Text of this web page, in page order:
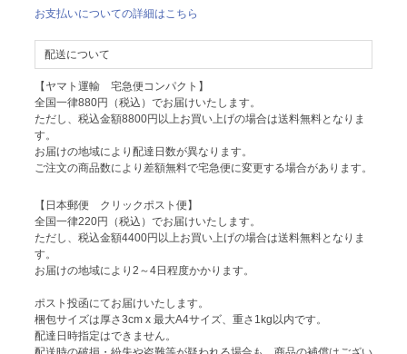
お支払いについての詳細はこちら
配送について
【ヤマト運輸 宅急便コンパクト】
全国一律880円（税込）でお届けいたします。
ただし、税込金額8800円以上お買い上げの場合は送料無料となりま
す。
お届けの地域により配達日数が異なります。
ご注文の商品数により差額無料で宅急便に変更する場合があります。
【日本郵便 クリックポスト便】
全国一律220円（税込）でお届けいたします。
ただし、税込金額4400円以上お買い上げの場合は送料無料となりま
す。
お届けの地域により2～4日程度かかります。
ポスト投函にてお届けいたします。
梱包サイズは厚さ3cm x 最大A4サイズ、重さ1kg以内です。
配達日時指定はできません。